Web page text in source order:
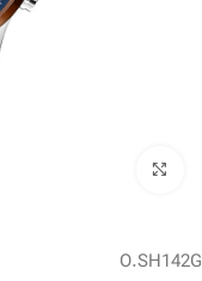
O.SH142G